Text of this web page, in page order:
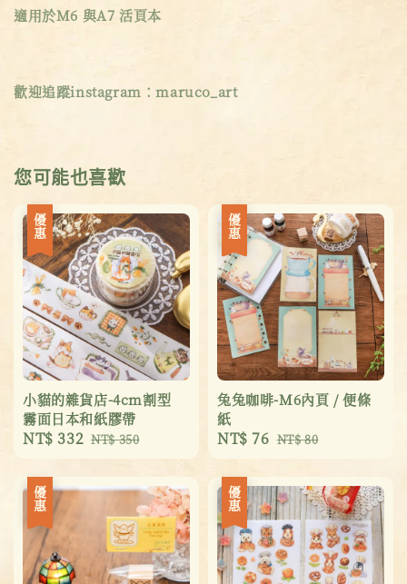
適用於M6 與A7 活頁本
歡迎追蹤instagram：maruco_art
您可能也喜歡
優惠
小貓的雜貨店-4cm割型
霧面日本和紙膠帶
Sale
NT$ 332 Regular
price
NT$ 350
優惠
兔兔咖啡-M6內頁 / 便條
紙
Sale
NT$ 76 Regular
NT$ 80
優惠 優惠